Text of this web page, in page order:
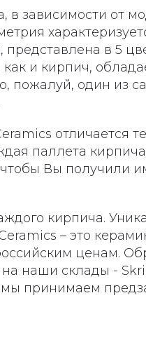
в зависимости от
в 5
как и кирпич,
пожалуй, один из
отличается
паллета
Вы получили
кирпича.
– это
ценам.
наши склады -
принимаем